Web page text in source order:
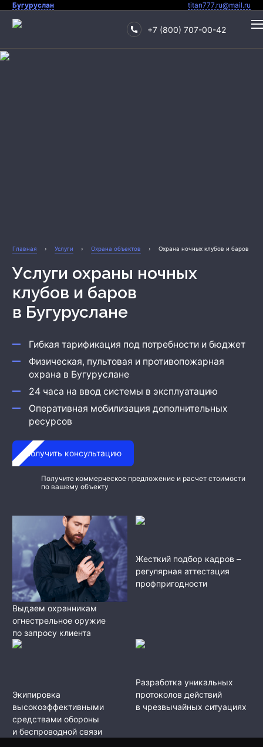
Бугуруслан titan777.ru@mail.ru
+7 (800) 707-00-42
Охрана дома
Охрана бизнеса
Главная › Услуги › Охрана объектов › Охрана ночных клубов и баров
Услуги охраны ночных
клубов и баров
в Бугуруслане
Гибкая тарификация под потребности и бюджет
Физическая, пультовая и противопожарная
охрана в Бугуруслане
24 часа на ввод системы в эксплуатацию
Оперативная мобилизация дополнительных
ресурсов
Получить консультацию
Получите коммерческое предложение и расчет стоимости
по вашему объекту
Выдаем охранникам
огнестрельное оружие
по запросу клиента
Жесткий подбор кадров –
регулярная аттестация
профпригодности
Экипировка
высокоэффективными
средствами обороны
и беспроводной связи
Разработка уникальных
протоколов действий
в чрезвычайных ситуациях